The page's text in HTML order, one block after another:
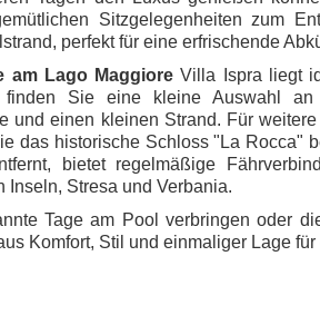
Sitzgelegenheiten zum
perfekt für eine erfrischende
am Lago Maggiore Villa Ispra liegt
finden Sie eine kleine Auswahl an
und einen kleinen Strand. Für
das historische Schloss "La Rocca"
bietet regelmäßige
Inseln, Stresa und Verbania.
Tage am Pool verbringen oder
Komfort, Stil und einmaliger Lage